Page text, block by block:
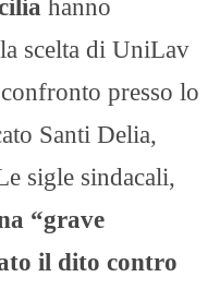
hanno
scelta di UniLav
presso lo
Santi Delia,
sigle sindacali,
“grave
il dito contro